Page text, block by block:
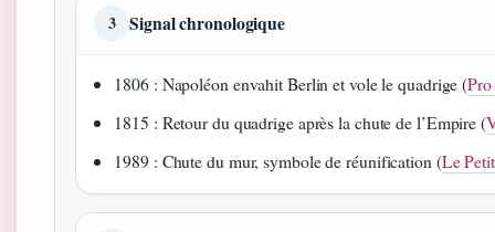
3 Signal chronologique
1806 : Napoléon envahit Berlin et vole le quadrige (
1815 : Retour du quadrige après la chute de l’Empire (
1989 : Chute du mur, symbole de réunification (Le